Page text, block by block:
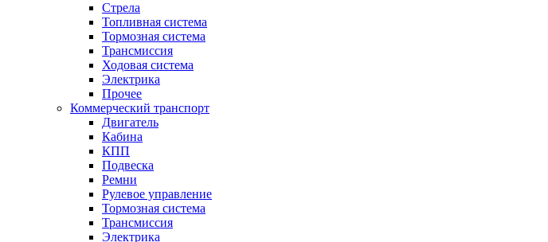
Стрела
Топливная система
Тормозная система
Трансмиссия
Ходовая система
Электрика
Прочее
Коммерческий транспорт
Двигатель
Кабина
КПП
Подвеска
Ремни
Рулевое управление
Тормозная система
Трансмиссия
Электрика